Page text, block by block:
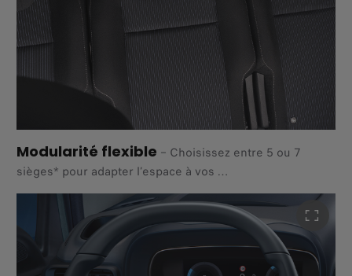
Modularité flexible – Choisissez entre 5 ou 7
sièges* pour adapter l’espace à vos
besoins, de la conduite quotidienne aux moments en